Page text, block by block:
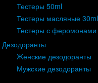
Тестеры 50ml
Тестеры масляные 30ml
Тестеры с феромонами
Дезодоранты
Женские дезодоранты
Мужские дезодоранты